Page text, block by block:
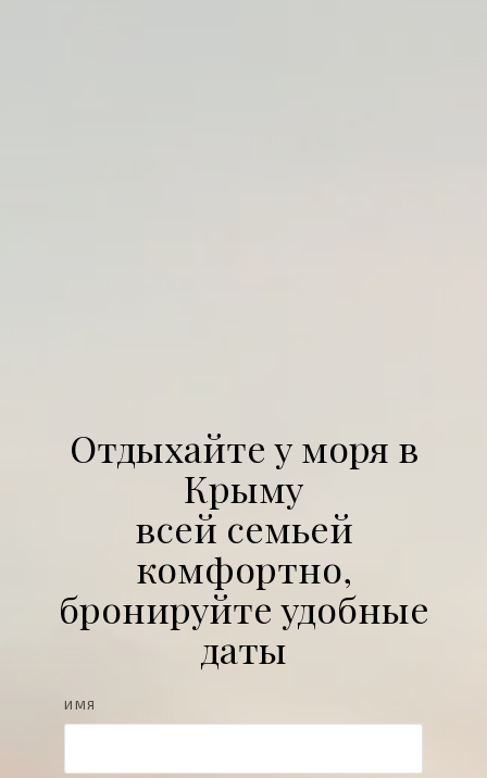
Отдыхайте у моря в
Крыму
всей семьей
комфортно,
бронируйте удобные
даты
ИМЯ